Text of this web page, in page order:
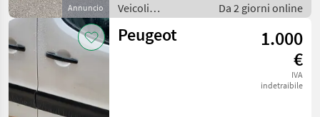
Annuncio
Veicoli
commerciali /
Camion
Da 2 giorni online
Peugeot
1.000
€
IVA
indetraibile